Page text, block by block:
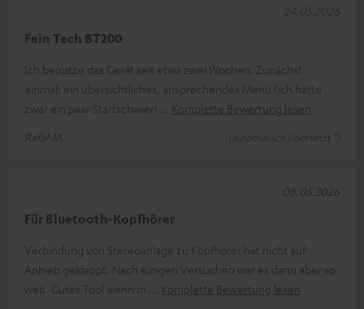
Fein Tech BT200
Ich benutze das Gerät seit etwa zwei Wochen. Zunächst
einmal: ein übersichtliches, ansprechendes Menü (ich hatte
zwar ein paar Startschwieri
Komplette Bewertung lesen
Rafał M.
(automatisch übersetzt *)
24.05.2026
Für Bluetooth-Kopfhörer
Verbindung von Stereoanlage zu Kopfhörer hat nicht auf
Anhieb geklappt. Nach einigen Versuchen war es dann aber so
weit. Gutes Tool wenn m
Komplette Bewertung lesen
08.05.2026